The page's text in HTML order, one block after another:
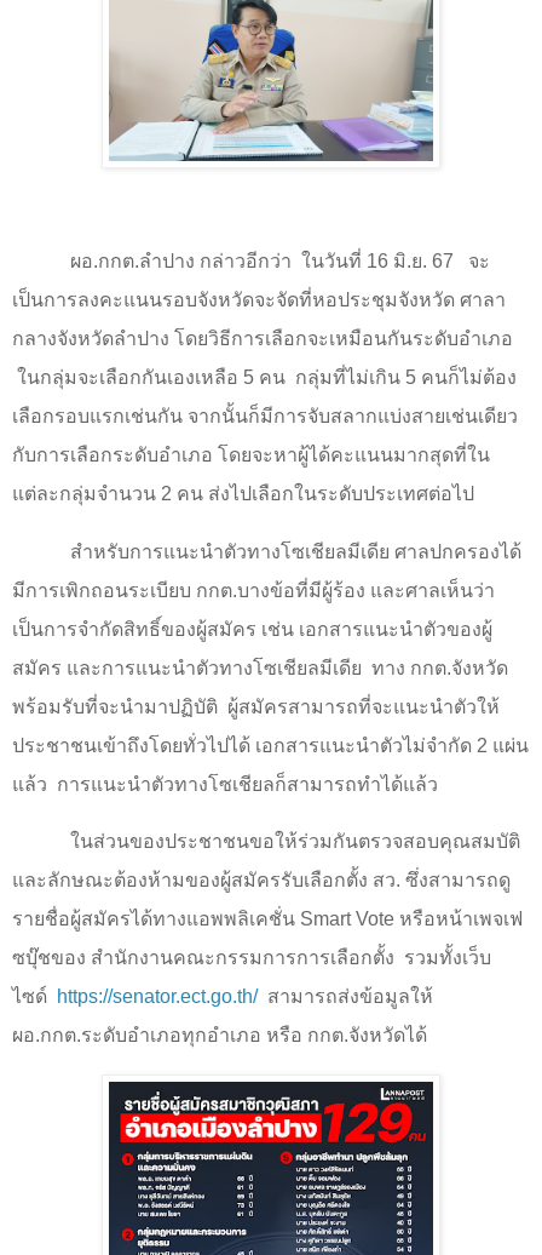
ผอ.กกต.ลำปาง กล่าวอีกว่า ในวันที่ 16 มิ.ย. 67
จะ
เป็นการลงคะแนนรอบจังหวัดจะจัดที่หอประชุมจังหวัด ศาลา
กลางจังหวัดลำปาง โดยวิธีการเลือกจะเหมือนกันระดับอำเภอ
ในกลุ่มจะเลือกกันเองเหลือ 5 คน กลุ่มที่ไม่เกิน 5 คนก็ไม่ต้อง
เลือกรอบแรกเช่นกัน จากนั้นก็มีการจับสลากแบ่งสายเช่นเดียว
กับการเลือกระดับอำเภอ โดยจะหาผู้ได้คะแนนมากสุดที่ใน
แต่ละกลุ่มจำนวน 2 คน ส่งไปเลือกในระดับประเทศต่อไป
สำหรับการแนะนำตัวทางโซเชียลมีเดีย ศาลปกครองได้
มีการเพิกถอนระเบียบ กกต.บางข้อที่มีผู้ร้อง และศาลเห็นว่า
เป็นการจำกัดสิทธิ์ของผู้สมัคร เช่น เอกสารแนะนำตัวของผู้
สมัคร และการแนะนำตัวทางโซเชียลมีเดีย ทาง กกต.จังหวัด
พร้อมรับที่จะนำมาปฏิบัติ ผู้สมัครสามารถที่จะแนะนำตัวให้
ประชาชนเข้าถึงโดยทั่วไปได้ เอกสารแนะนำตัวไม่จำกัด 2 แผ่น
แล้ว การแนะนำตัวทางโซเชียลก็สามารถทำได้แล้ว
ในส่วนของประชาชนขอให้ร่วมกันตรวจสอบคุณสมบัติ
และลักษณะต้องห้ามของผู้สมัครรับเลือกตั้ง สว. ซึ่งสามารถดู
รายชื่อผู้สมัครได้ทางแอพพลิเคชั่น Smart Vote หรือหน้าเพจเฟ
ซบุ๊ชของ สำนักงานคณะกรรมการการเลือกตั้ง รวมทั้งเว็บ
ไซด์
https://senator.ect.go.th/ สามารถส่งข้อมูลให้
ผอ.กกต.ระดับอำเภอทุกอำเภอ หรือ กกต.จังหวัดได้